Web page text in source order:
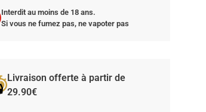
Interdit au moins de 18 ans.
Si vous ne fumez pas, ne vapoter pas
Livraison offerte à partir de
29.90€